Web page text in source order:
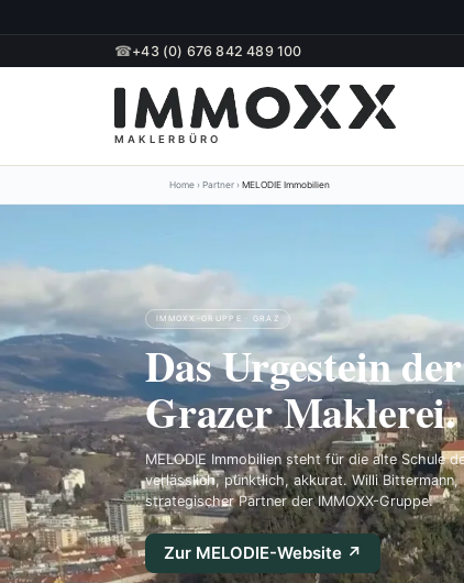
☎+43 (0) 676 842 489 100
Home › Partner › MELODIE Immobilien
IMMOXX-GRUPPE · GRAZ
DasUrgesteinder
Grazer Maklerei.
MELODIE Immobilien steht für die alte Schule
verlässlich, pünktlich, akkurat. Willi Bittermann,
strategischer Partner der IMMOXX-Gruppe.
Zur MELODIE-Website ↗